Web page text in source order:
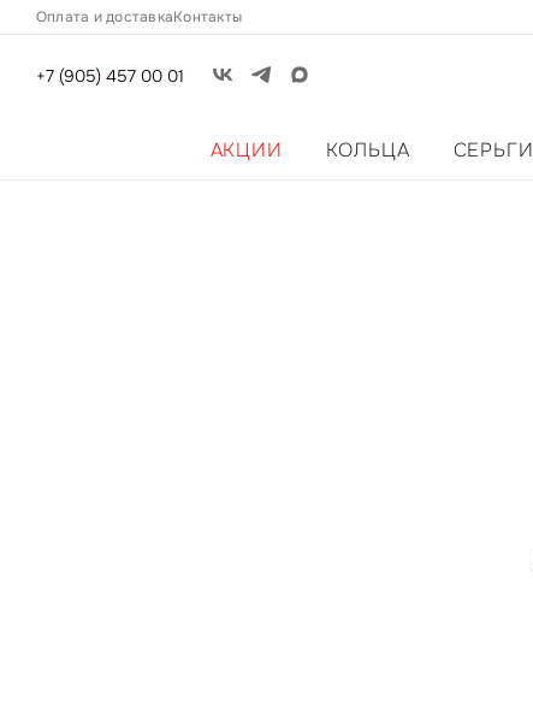
Оплата и доставкаКонтакты
+7 (905) 457 00 01
АКЦИИ КОЛЬЦА СЕРЬГИ